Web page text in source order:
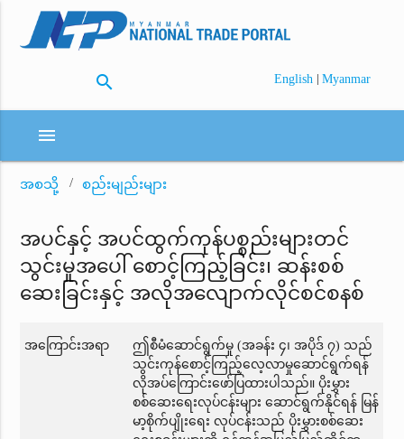
search English | Myanmar
menu
အစသို့ စည်းမျည်းများ
အပင်နှင့် အပင်ထွက်ကုန်ပစ္စည်းများတင်
သွင်းမှုအပေါ် စောင့်ကြည့်ခြင်း၊ ဆန်းစစ်
ဆေးခြင်းနှင့် အလိုအလျောက်လိုင်စင်စနစ်
အကြောင်းအရာ
ဤစီမံဆောင်ရွက်မှု (အခန်း ၄၊ အပိုဒ် ၇) သည်
သွင်းကုန်စောင့်ကြည့်လေ့လာမှုဆောင်ရွက်ရန်
လိုအပ်ကြောင်းဖော်ပြထားပါသည်။ ပိုးမွှား
စစ်ဆေးရေးလုပ်ငန်းများ ဆောင်ရွက်နိုင်ရန် မြန်
မာ့စိုက်ပျိုးရေး လုပ်ငန်းသည် ပိုးမွှားစစ်ဆေး